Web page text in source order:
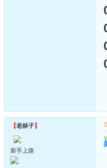
【老林子】
新手上路
u